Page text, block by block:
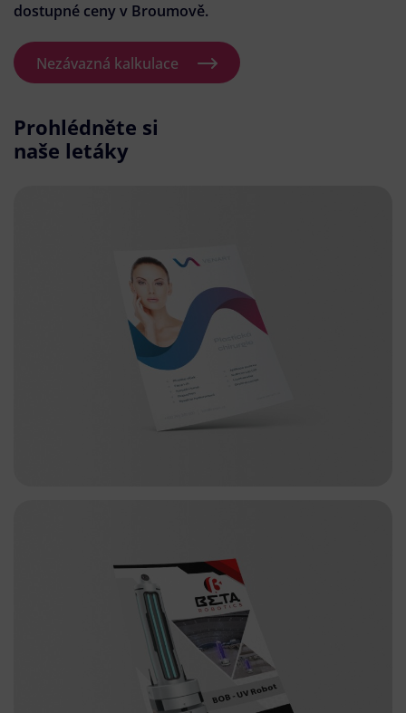
dostupné ceny v Broumově.
Nezávazná kalkulace
Prohlédněte si
naše letáky